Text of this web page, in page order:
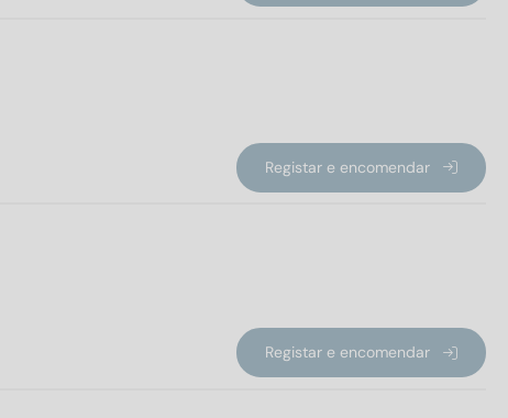
Registar e encomendar
Registar e encomendar